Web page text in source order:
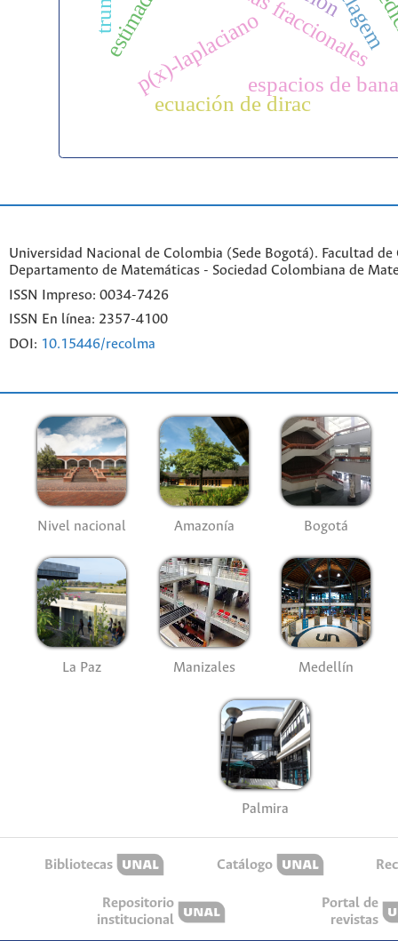
espacios de
p(x)-laplaciano
ecuación de dirac
Universidad Nacional de Colombia (Sede Bogotá). Facultad de
Departamento de Matemáticas - Sociedad Colombiana de
ISSN Impreso: 0034-7426
ISSN En línea: 2357-4100
DOI: 10.15446/recolma
Nivel nacional Amazonía Bogotá
La Paz Manizales Medellín
Palmira
Bibliotecas Catálogo
Repositorio
institucional
Portal de
revistas